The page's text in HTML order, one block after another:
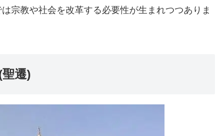
宗教や社会を改革する必要性が生まれつつありま
遷)